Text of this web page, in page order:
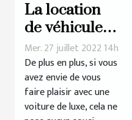
La location
de véhicules
de luxe :
comment ça
se passe ?
Mer. 27 juillet 2022 14h
De plus en plus, si vous
avez envie de vous
faire plaisir avec une
voiture de luxe, cela ne